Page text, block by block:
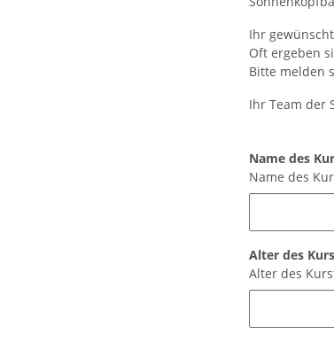
Ihr
Oft ergeben
Bitte melden
Ihr Team der
Name des
Name des
Alter des
Alter des